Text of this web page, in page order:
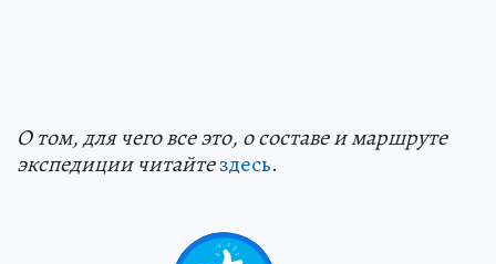
О том, для чего все это, о составе и маршруте
экспедиции читайтездесь.